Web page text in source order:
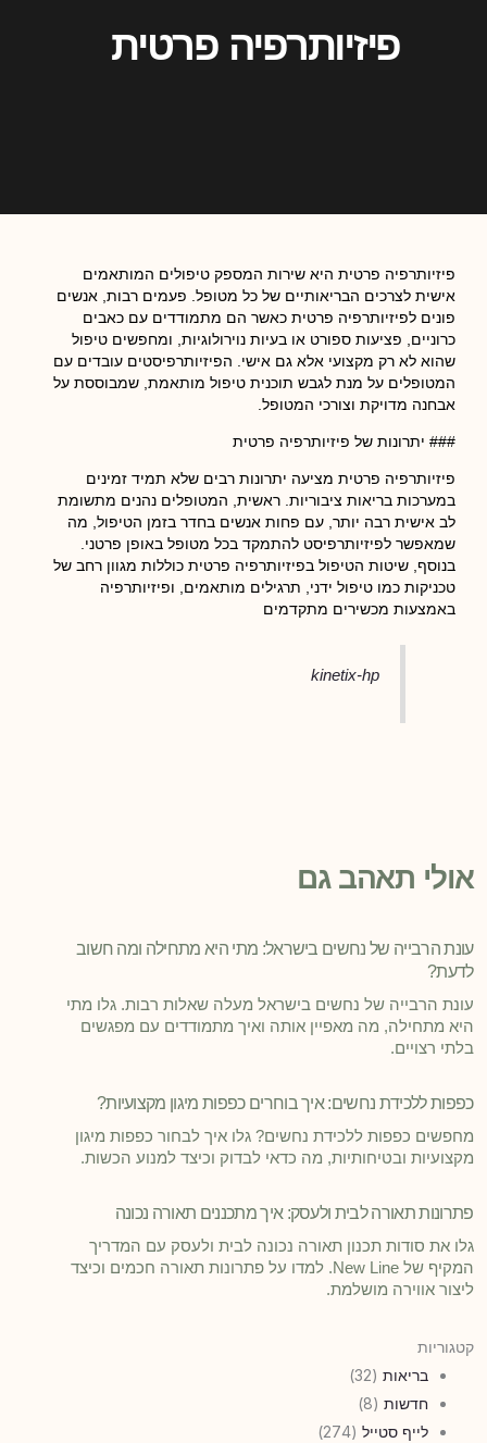
פיזיותרפיה פרטית
פיזיותרפיה פרטית היא שירות המספק טיפולים המותאמים
אישית לצרכים הבריאותיים של כל מטופל. פעמים רבות, אנשים
פונים לפיזיותרפיה פרטית כאשר הם מתמודדים עם כאבים
כרוניים, פציעות ספורט או בעיות נוירולוגיות, ומחפשים טיפול
שהוא לא רק מקצועי אלא גם אישי. הפיזיותרפיסטים עובדים עם
המטופלים על מנת לגבש תוכנית טיפול מותאמת, שמבוססת על
אבחנה מדויקת וצורכי המטופל.
### יתרונות של פיזיותרפיה פרטית
פיזיותרפיה פרטית מציעה יתרונות רבים שלא תמיד זמינים
במערכות בריאות ציבוריות. ראשית, המטופלים נהנים מתשומת
לב אישית רבה יותר, עם פחות אנשים בחדר בזמן הטיפול, מה
שמאפשר לפיזיותרפיסט להתמקד בכל מטופל באופן פרטני.
בנוסף, שיטות הטיפול בפיזיותרפיה פרטית כוללות מגוון רחב של
טכניקות כמו טיפול ידני, תרגילים מותאמים, ופיזיותרפיה
באמצעות מכשירים מתקדמים
kinetix-hp
אולי תאהב גם
עונת הרבייה של נחשים בישראל: מתי היא מתחילה ומה חשוב
לדעת?
עונת הרבייה של נחשים בישראל מעלה שאלות רבות. גלו מתי
היא מתחילה, מה מאפיין אותה ואיך מתמודדים עם מפגשים
בלתי רצויים.
כפפות ללכידת נחשים: איך בוחרים כפפות מיגון מקצועיות?
מחפשים כפפות ללכידת נחשים? גלו איך לבחור כפפות מיגון
מקצועיות ובטיחותיות, מה כדאי לבדוק וכיצד למנוע הכשות.
פתרונות תאורה לבית ולעסק: איך מתכננים תאורה נכונה
גלו את סודות תכנון תאורה נכונה לבית ולעסק עם המדריך
המקיף של New Line. למדו על פתרונות תאורה חכמים וכיצד
ליצור אווירה מושלמת.
קטגוריות
בריאות (32)
חדשות (8)
לייף סטייל (274)